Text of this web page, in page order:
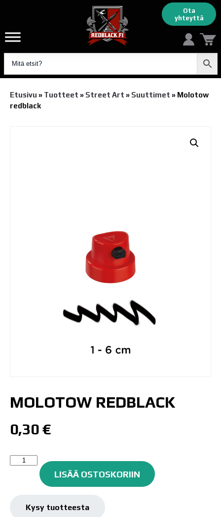
Ota
yhteyttä
Etusivu » Tuotteet » Street Art » Suuttimet » Molotow
redblack
MOLOTOW REDBLACK
0,30 €
Molotow
redblack
LISÄÄ OSTOSKORIIN
Kysy tuotteesta